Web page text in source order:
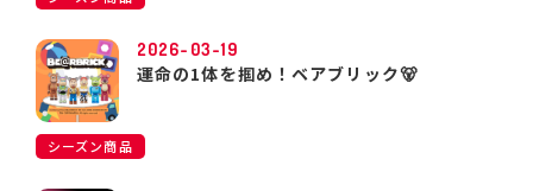
2026-03-19
運命の1体を掴め！ベアブリック🐻
シーズン商品